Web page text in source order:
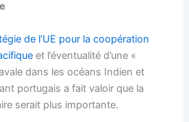
de l’UE pour la coopération
et l’éventualité d’une «
dans les océans Indien et
portugais a fait valoir que la
serait plus importante.